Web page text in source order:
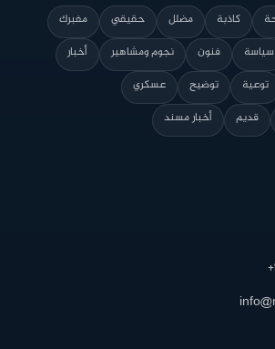
كاذبة مضلل حقيقي
مفبرك
سياسة فنون نجوم ومشاهير
أخبار
توعية توضيح
عسكري
قديم أخبار مسند